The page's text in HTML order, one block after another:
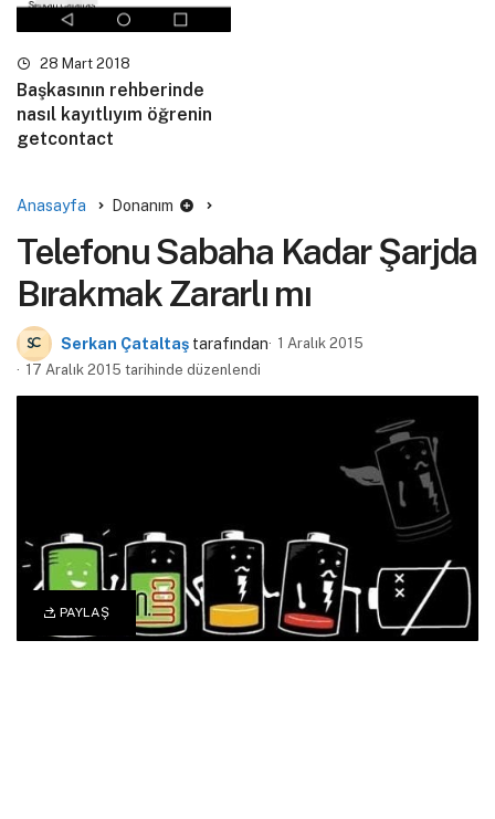
PAYLAŞ
28 Mart 2018
Başkasının rehberinde
nasıl kayıtlıyım öğrenin
getcontact
Anasayfa Donanım
Telefonu Sabaha Kadar Şarjda
Bırakmak Zararlı mı
Serkan Çataltaş tarafından
1 Aralık 2015
17 Aralık 2015 tarihinde düzenlendi